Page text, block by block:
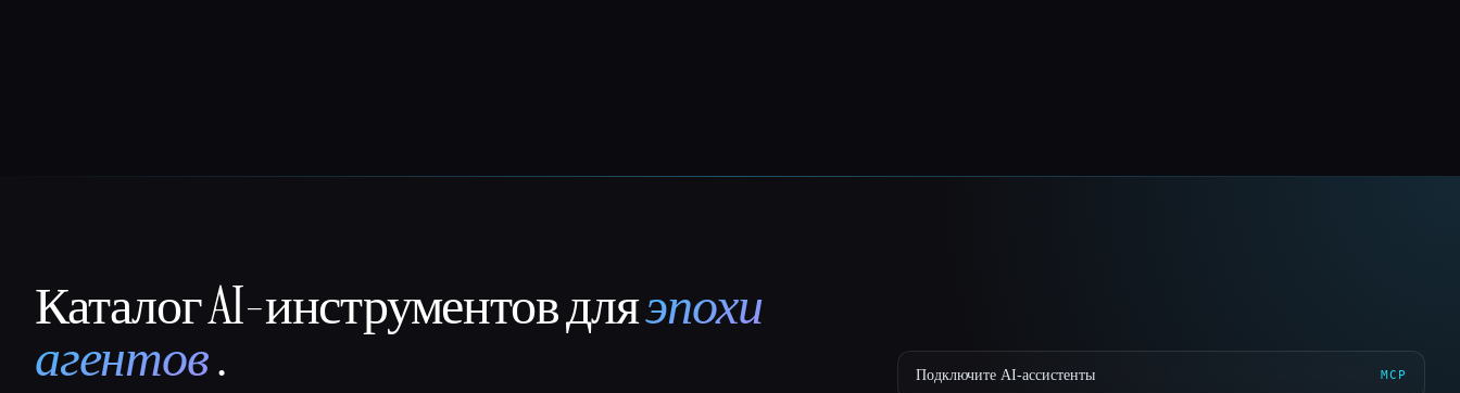
That AI Collection
Каталог AI-инструментов дляэпохи
агентов. Подключите AI-ассистенты MCP